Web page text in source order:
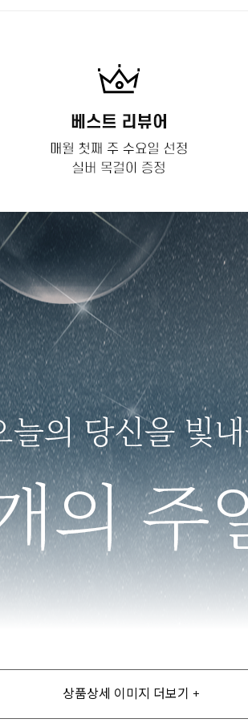
상품상세 이미지 더보기 +